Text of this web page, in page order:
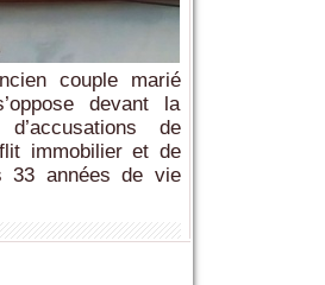
couple marié
devant la
de
immobilier et de
années de vie